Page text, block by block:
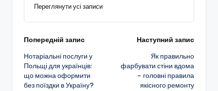
Переглянути усі записи
Навігація
по
запису
Попередній запис
Нотаріальні послуги у
Польщі для українців:
що можна оформити
без поїздки в Україну?
Наступний запис
Як правильно
фарбувати стіни вдома
– головні правила
якісного ремонту